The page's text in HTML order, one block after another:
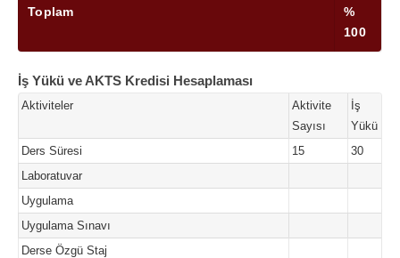
Toplam
%
100
İş Yükü ve AKTS Kredisi Hesaplaması
Aktiviteler
Aktivite
Sayısı
İş
Yükü
Ders Süresi
15
30
Laboratuvar
Uygulama
Uygulama Sınavı
Derse Özgü Staj